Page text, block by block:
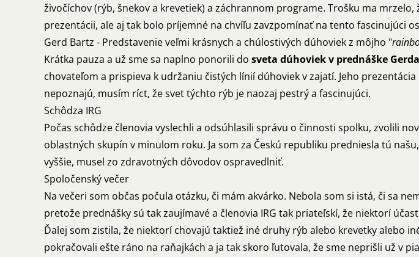
živočíchov (rýb, šnekov a krevetiek) a záchrannom programe. Trošku ma
prezentácii, ale aj tak bolo príjemné na chvíľu zavzpomínať na tento fascinujúci
Gerd Bartz - Predstavenie veľmi krásnych a chúlostivých dúhoviek z môjho "
Krátka pauza a už sme sa naplno ponorili do sveta dúhoviek v prednáške
chovateľom a prispieva k udržaniu čistých línií dúhoviek v zajatí. Jeho
nepoznajú, musím ríct, že svet týchto rýb je naozaj pestrý a fascinujúci.
Schôdza IRG
Počas schôdze členovia vyslechli a odsúhlasili správu o činnosti spolku, zvolili
oblastných skupín v minulom roku. Ja som za Českú republiku predniesla tú
vyššie, musel zo zdravotných dôvodov ospravedlniť.
Spoločenský večer
Na večeri som občas počula otázku, či mám akvárko. Nebola som si istá, či sa
pretože prednášky sú tak zaujímavé a členovia IRG tak priateľskí, že niektorí
Ďalej som zistila, že niektorí chovajú taktiež iné druhy rýb alebo krevetky alebo
pokračovali ešte ráno na raňajkách a ja tak skoro ľutovala, že sme neprišli už v